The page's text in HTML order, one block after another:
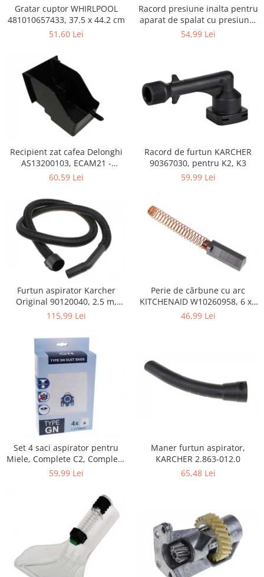
Servere, Componente & UPS
Telecomenzi garaj
Accesorii antrenament
Accesorii Fitness
Accesorii sportive
Articole Voiaj
Sporturi acvatice
Sporturi de interior
Aparate Foto & Accesorii
Audio HI-FI & Profesionale
Camere video si sport
Drone si Accesorii
Home Cinema & Audio
Playere, Boxe & Casti
Telescoape & Optica
Televizoare & accesorii
Ambalaje cadouri
Curatenie si intretinere
Gratar cuptor WHIRLPOOL
481010657433, 37.5 x 44.2 cm
51,60 Lei
Racord presiune inalta pentru
aparat de spalat cu presiune,
KARCHER 9.013-355.0, K4/K5
54,99 Lei
Recipient zat cafea Delonghi
AS13200103, ECAM21 -
ECAM25
60,59 Lei
Racord de furtun KARCHER
90367030, pentru K2, K3
59,99 Lei
Furtun aspirator Karcher
Original 90120040, 2.5 m,
negru
115,99 Lei
Perie de cărbune cu arc
KITCHENAID W10260958, 6 x6
x 19 mm, pentru 5KSM15
46,99 Lei
Set 4 saci aspirator pentru
Miele, Complete C2, Complete
C3, Classic C1, S8, S5, S2,
59,99 Lei
Maner furtun aspirator,
KARCHER 2.863-012.0
65,48 Lei